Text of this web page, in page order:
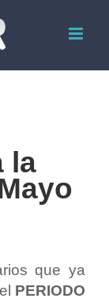
la
que ya
PERIODO